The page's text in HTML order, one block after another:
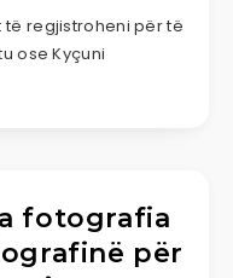
të regjistroheni për të
ose Kyçuni
fotografia
për